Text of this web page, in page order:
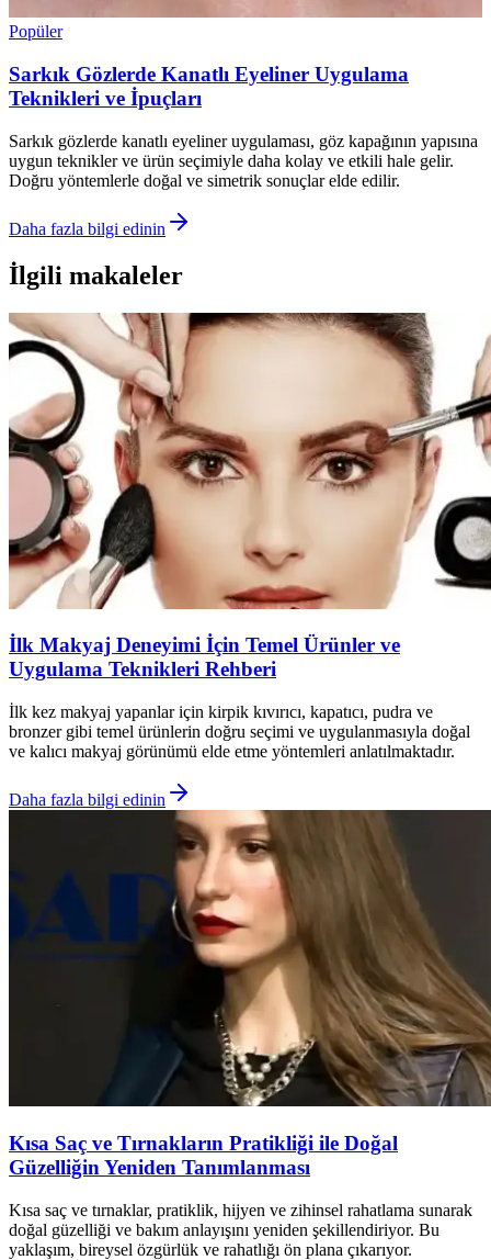
Popüler
Sarkık Gözlerde Kanatlı Eyeliner Uygulama
Teknikleri ve İpuçları
Sarkık gözlerde kanatlı eyeliner uygulaması, göz kapağının yapısına
uygun teknikler ve ürün seçimiyle daha kolay ve etkili hale gelir.
Doğru yöntemlerle doğal ve simetrik sonuçlar elde edilir.
Daha fazla bilgi edinin
İlgili makaleler
İlk Makyaj Deneyimi İçin Temel Ürünler ve
Uygulama Teknikleri Rehberi
İlk kez makyaj yapanlar için kirpik kıvırıcı, kapatıcı, pudra ve
bronzer gibi temel ürünlerin doğru seçimi ve uygulanmasıyla doğal
ve kalıcı makyaj görünümü elde etme yöntemleri anlatılmaktadır.
Daha fazla bilgi edinin
Kısa Saç ve Tırnakların Pratikliği ile Doğal
Güzelliğin Yeniden Tanımlanması
Kısa saç ve tırnaklar, pratiklik, hijyen ve zihinsel rahatlama sunarak
doğal güzelliği ve bakım anlayışını yeniden şekillendiriyor. Bu
yaklaşım, bireysel özgürlük ve rahatlığı ön plana çıkarıyor.